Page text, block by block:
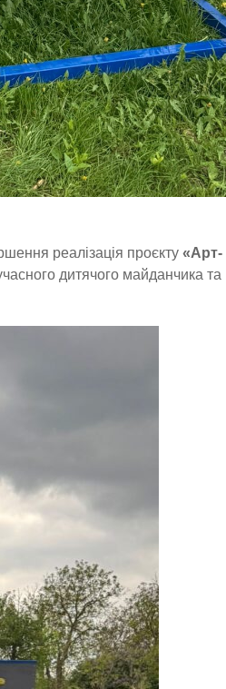
реалізація проєкту «Арт-
дитячого майданчика та